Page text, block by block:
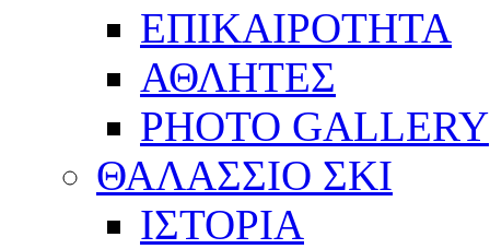
ΕΠΙΚΑΙΡΟΤΗΤΑ
ΑΘΛΗΤΕΣ
PHOTO GALLERY
ΘΑΛΑΣΣΙΟ ΣΚΙ
ΙΣΤΟΡΙΑ